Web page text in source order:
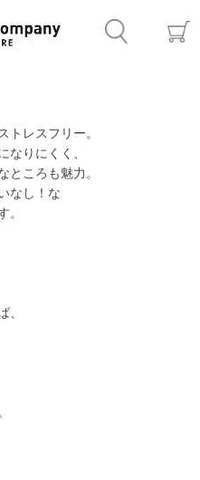
トレスフリー。
なりにくく、
ところも魅力。
なし！な
。
、